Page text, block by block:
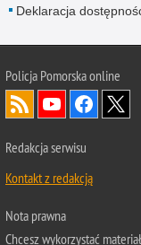
Deklaracja
Policja Pomorska online
Redakcja serwisu
Kontakt z redakcją
Nota prawna
Chcesz wykorzystać materiał